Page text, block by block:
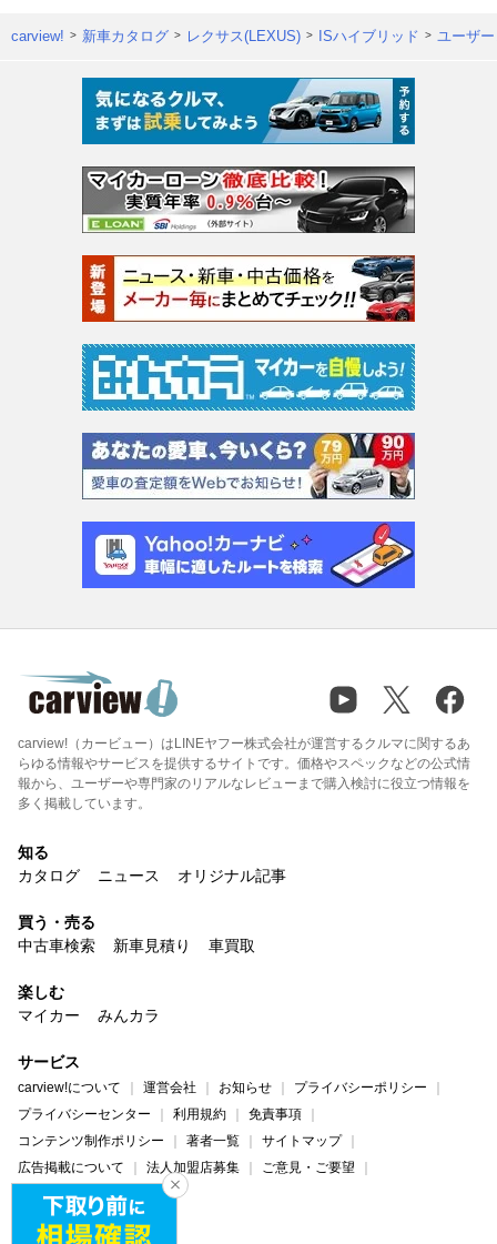
carview! 新車カタログ レクサス(LEXUS) ISハイブリッド ユーザ
carview!（カービュー）はLINEヤフー株式会社が運営するクルマに関するあ
らゆる情報やサービスを提供するサイトです。価格やスペックなどの公式情
報から、ユーザーや専門家のリアルなレビューまで購入検討に役立つ情報を
多く掲載しています。
知る
カタログ
ニュース オリジナル記事
買う・売る
中古車検索
新車見積り 車買取
楽しむ
マイカー
みんカラ
サービス
carview!について 運営会社 お知らせ
プライバシーポリシー
プライバシーセンター
利用規約
免責事項
コンテンツ制作ポリシー
著者一覧
サイトマップ
広告掲載について
法人加盟店募集
ご意見・ご要望
ヘルプ・お問い合わせ